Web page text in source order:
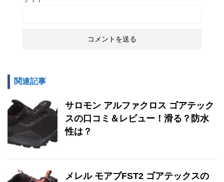
関連記事
サロモン アルファクロス ゴアテック
スの口コミ＆レビュー！滑る？防水
性は？
メレル モアブFST2 ゴアテックスの